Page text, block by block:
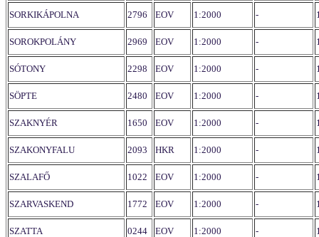
SORKIKÁPOLNA 2796 EOV 1:2000 -
SOROKPOLÁNY 2969 EOV 1:2000 -
SÓTONY 2298 EOV 1:2000 -
SÖPTE 2480 EOV 1:2000 -
SZAKNYÉR 1650 EOV 1:2000 -
SZAKONYFALU 2093 HKR 1:2000 -
SZALAFŐ 1022 EOV 1:2000 -
SZARVASKEND 1772 EOV 1:2000 -
SZATTA 0244 EOV 1:2000 -